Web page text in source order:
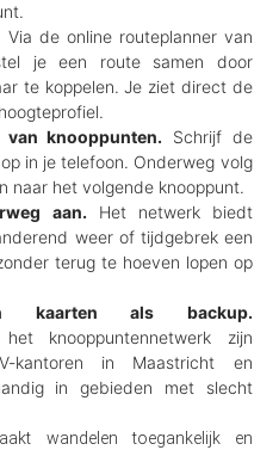
Via de online routeplanner van
je een route samen door
te koppelen. Je ziet direct de
knooppunten. Schrijf de
in je telefoon. Onderweg volg
naar het volgende knooppunt.
aan. Het netwerk biedt
weer of tijdgebrek een
terug te hoeven lopen op
kaarten als backup.
knooppuntennetwerk zijn
kantoren in Maastricht en
in gebieden met slecht
wandelen toegankelijk en